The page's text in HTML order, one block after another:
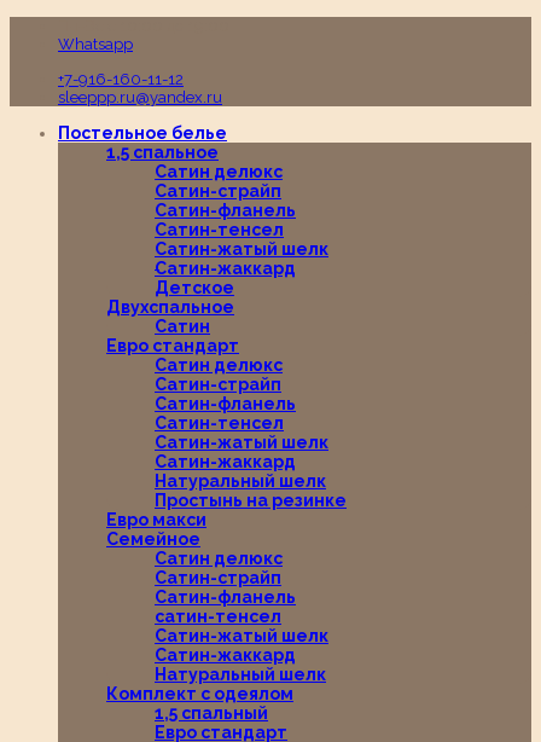
Whatsapp
+7-916-160-11-12
sleeppp.ru@yandex.ru
Постельное белье
1,5 спальное
Сатин делюкс
Сатин-страйп
Сатин-фланель
Сатин-тенсел
Сатин-жатый шелк
Сатин-жаккард
Детское
Двухспальное
Сатин
Евро стандарт
Сатин делюкс
Сатин-страйп
Сатин-фланель
Сатин-тенсел
Сатин-жатый шелк
Сатин-жаккард
Натуральный шелк
Простынь на резинке
Евро макси
Семейное
Сатин делюкс
Сатин-страйп
Сатин-фланель
сатин-тенсел
Сатин-жатый шелк
Сатин-жаккард
Натуральный шелк
Комплект с одеялом
1,5 спальный
Евро стандарт